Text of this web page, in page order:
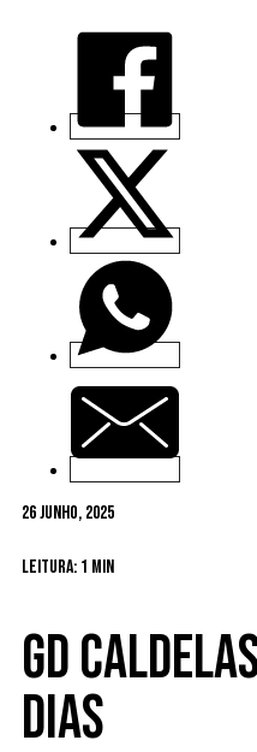
26 Junho, 2025
Leitura: 1 min
GD
Dias